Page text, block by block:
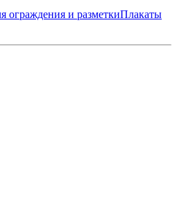
ограждения и разметкиПлакаты